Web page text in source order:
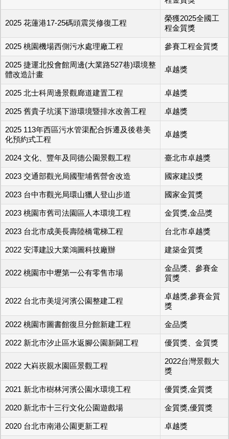
2025 花蓮港17-25碼頭震災修復工程
榮獲2025全國工
程金質獎
2025 桃園機場西側污水處理廠工程 參賽工程金質獎
2025 捷運北投會館周邊(大業路527巷)環境整
體改造計畫
卓越獎
2025 北士科周邊景觀廊道建置工程 卓越獎
2025 舊貴子坑溪下游環境暨排水改善工程 卓越獎
2025 113年西區污水管渠配合拆遷及後巷美
化預約式工程
卓越獎
2024 文化、豐年及同德公園景觀工程 臺北市卓越獎
2023 交通部觀光局國聖埔舊營舍改造 國家建設獎
2023 台中市觀光局環山獵人登山步道 國家金質獎
2023 桃園市舊司法園區人本環境工程 金質獎,金品獎
2023 台北市成美長壽陸橋電梯工程 台北市卓越獎
2022 安澤建設大業鴻圖科技廠辦 建築金質獎
2022 桃園市中壢第一公有零售市場
金品獎、參賽金
質獎
2022 台北市美堤河濱公園整建工程
卓越獎,參賽金質
獎
2022 桃園市圖書館復旦分館新建工程 金品獎
2022 新北市汐止區水返腳公園新闢工程 優質獎、金質獎
2022 大嵙崁親水園區景觀工程
2022台灣景觀大
獎
2021 新北市樹林河濱公園水環境工程 優質獎,金質獎
2020 新北市十三行文化公園遊戲場 金質獎,優質獎
2020 台北市南港公園更新工程 卓越獎